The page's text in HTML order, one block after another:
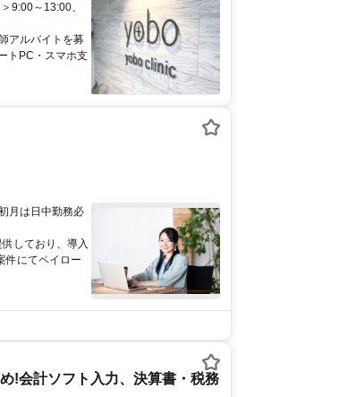
9:00～13:00、
アルバイトを募
トPC・スマホ支
月は日中勤務必
しており、導入
件にてペイロー
!会計ソフト入力、決算書・税務